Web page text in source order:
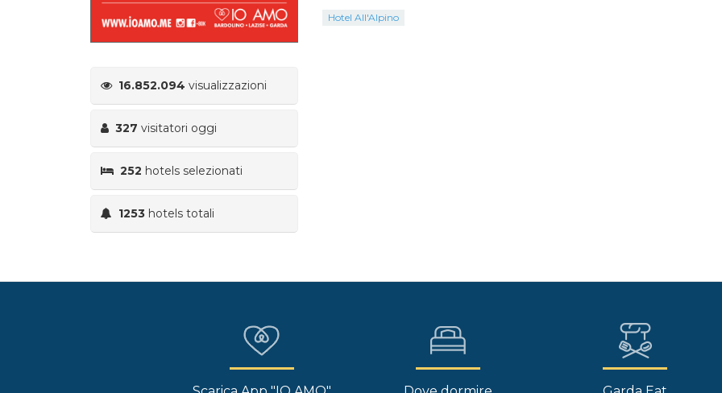
16.852.094 visualizzazioni
327 visitatori oggi
252 hotels selezionati
1253 hotels totali
Hotel All'Alpino